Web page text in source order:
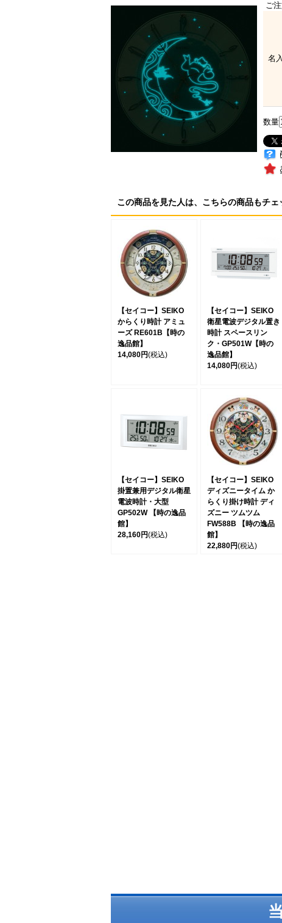
ご
名
数量
この商品を見た人は、こちらの商品もチェ
【セイコー】SEIKO
からくり時計 アミュ
ーズ RE601B【時の
逸品館】
14,080円(税込)
【セイコー】SEIKO
衛星電波デジタル置き
時計 スペースリン
ク・GP501W【時の
逸品館】
14,080円(税込)
【セイコー】SEIKO
掛置兼用デジタル衛星
電波時計・大型
GP502W 【時の逸品
館】
28,160円(税込)
【セイコー】SEIKO
ディズニータイム か
らくり掛け時計 ディ
ズニー ツムツム
FW588B 【時の逸品
館】
22,880円(税込)